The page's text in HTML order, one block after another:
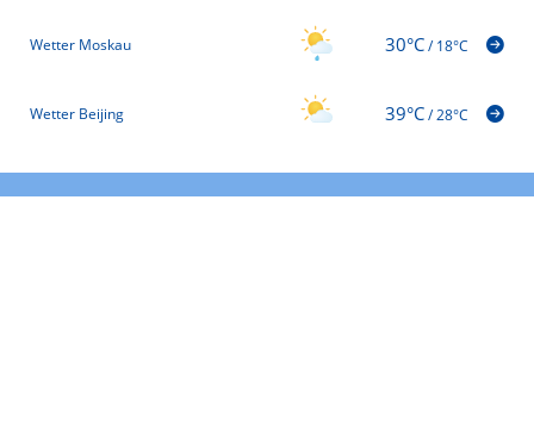
Wetter Moskau 30°C/18°C
Wetter Beijing 39°C/28°C